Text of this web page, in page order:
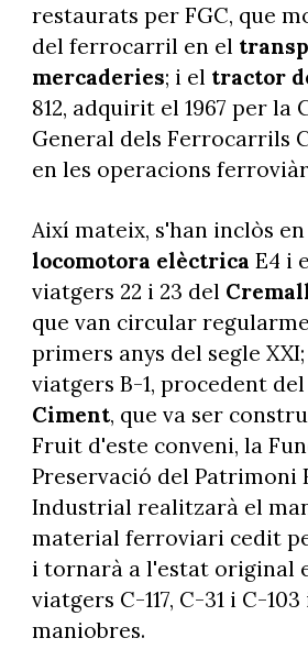
restaurats per FGC, que
del ferrocarril en el
mercaderies; i el tractor
812, adquirit el 1967 per la
General dels Ferrocarrils
en les operacions
Així mateix, s'han inclòs
locomotora elèctrica E4 i
viatgers 22 i 23 del
que van circular
primers anys del segle
viatgers B-1, procedent del
Ciment, que va ser
Fruit d'este conveni, la
Preservació del Patrimoni
Industrial realitzarà el
material ferroviari cedit
i tornarà a l'estat original
viatgers C-117, C-31 i C-
maniobres.